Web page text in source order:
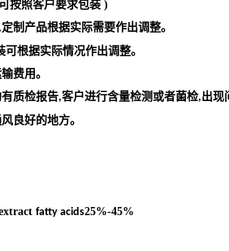
按照客户要求包装 )
,定制产品根据实际需要作出调整。
根据实际情况作出调整。
费用。
质检报告,客户进行含量检测或者菌检,出现
良好的地方。
fatty acids25%-45%